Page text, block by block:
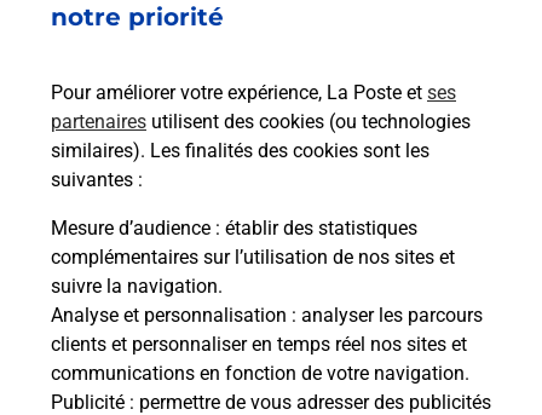
notre priorité
Pour améliorer votre expérience, La Poste et ses
partenaires utilisent des cookies (ou technologies
similaires). Les finalités des cookies sont les
suivantes :
Mesure d’audience : établir des statistiques
complémentaires sur l’utilisation de nos sites et
suivre la navigation.
Analyse et personnalisation : analyser les parcours
clients et personnaliser en temps réel nos sites et
communications en fonction de votre navigation.
Publicité : permettre de vous adresser des publicités
Acheter un iPhone neuf ou reconditionné
Vous recherchez un smartphone pas cher proche
de chez vous ? Découvrez notre offre de
téléphones iPhone Apple dans vos bureaux de
Poste à CREHANGE (57690) !
En savoir plus